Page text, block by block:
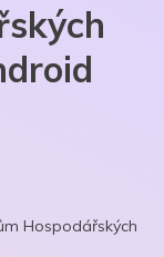
Hospodářských